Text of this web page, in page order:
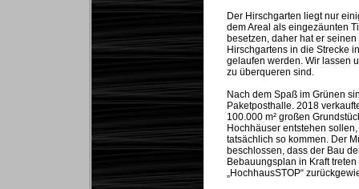
Der Hirschgarten liegt nur
dem Areal als eingezäunten
besetzen, daher hat er
Hirschgartens in die Strecke
gelaufen werden. Wir lassen
zu überqueren sind.
Nach dem Spaß im Grünen
Paketposthalle. 2018
100.000 m² großen
Hochhäuser entstehen
tatsächlich so kommen. Der
beschlossen, dass der Bau
Bebauungsplan in Kraft
„HochhausSTOP“